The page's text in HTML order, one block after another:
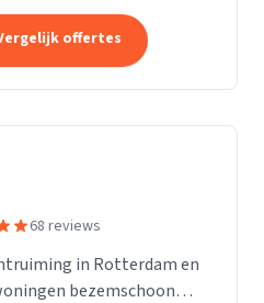
offertes
68 reviews
in Rotterdam en
bezemschoon